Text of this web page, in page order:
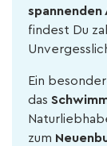
spannenden
findest Du
Ein
das
zum